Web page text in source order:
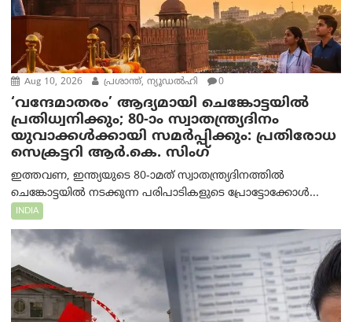
Aug 10, 2026 പ്രശാന്ത്, ന്യൂഡല്‍ഹി 0
‘വന്ദേമാതരം’ ആദ്യമായി ചെങ്കോട്ടയിൽ
പ്രതിധ്വനിക്കും; 80-ാം സ്വാതന്ത്ര്യദിനം
യുവാക്കൾക്കായി സമർപ്പിക്കും: പ്രതിരോധ
സെക്രട്ടറി ആർ.കെ. സിംഗ്
ഇത്തവണ, ഇന്ത്യയുടെ 80-ാമത് സ്വാതന്ത്ര്യദിനത്തിൽ
ചെങ്കോട്ടയിൽ നടക്കുന്ന പരിപാടികളുടെ പ്രോട്ടോക്കോൾ...
INDIA